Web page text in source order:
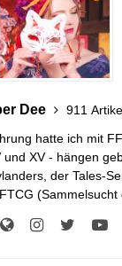
Dee
911
hatte ich mit
und XV - hängen
der Tales-
(Sammelsucht